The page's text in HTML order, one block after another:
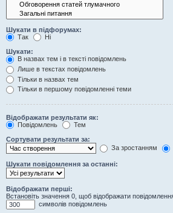
Шукати в підфорумах:
Так
Ні
Шукати:
В назвах тем і в тексті повідомлень
Лише в текстах повідомлень
Тільки в назвах тем
Тільки в першому повідомленні теми
Відображати результати як:
Повідомлень
Тем
Сортувати результати за:
За зростанням
Шукати повідомлення за останні:
Відображати перші:
Встановіть значення 0, щоб відображати повідомлення
символів повідомлень